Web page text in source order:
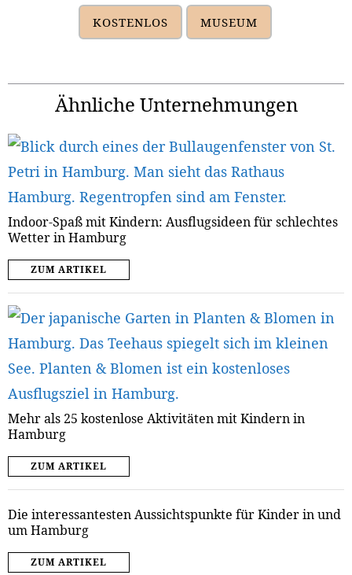
KOSTENLOS MUSEUM
Ähnliche Unternehmungen
Indoor-Spaß mit Kindern: Ausflugsideen für schlechtes
Wetter in Hamburg
ZUM ARTIKEL
Mehr als 25 kostenlose Aktivitäten mit Kindern in
Hamburg
ZUM ARTIKEL
Die interessantesten Aussichtspunkte für Kinder in und
um Hamburg
ZUM ARTIKEL